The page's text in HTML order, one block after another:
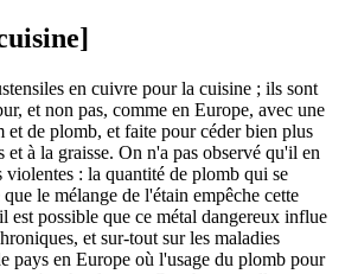
en cuivre pour la cuisine ; ils sont
et non pas, comme en Europe, avec une
et de plomb, et faite pour céder bien plus
et à la graisse. On n'a pas observé qu'il en
violentes : la quantité de plomb qui se
le mélange de l'étain empêche cette
est possible que ce métal dangereux influe
et sur-tout sur les maladies
pays en Europe où l'usage du plomb pour